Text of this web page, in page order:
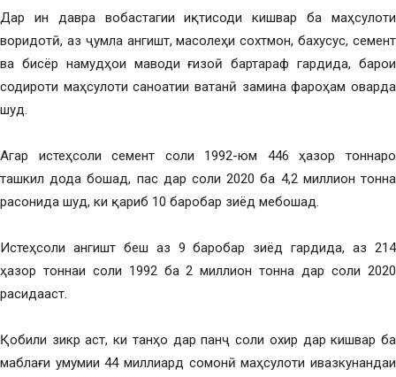
Дар ин давра вобастагии иқтисоди кишвар ба маҳсулоти
воридотӣ, аз ҷумла ангишт, масолеҳи сохтмон, бахусус, семент
ва бисёр намудҳои маводи ғизоӣ бартараф гардида, барои
содироти маҳсулоти саноатии ватанӣ замина фароҳам оварда
шуд.
Агар истеҳсоли семент соли 1992-юм 446 ҳазор тоннаро
ташкил дода бошад, пас дар соли 2020 ба 4,2 миллион тонна
расонида шуд, ки қариб 10 баробар зиёд мебошад.
Истеҳсоли ангишт беш аз 9 баробар зиёд гардида, аз 214
ҳазор тоннаи соли 1992 ба 2 миллион тонна дар соли 2020
расидааст.
Қобили зикр аст, ки танҳо дар панҷ соли охир дар кишвар ба
маблағи умумии 44 миллиард сомонӣ маҳсулоти ивазкунандаи